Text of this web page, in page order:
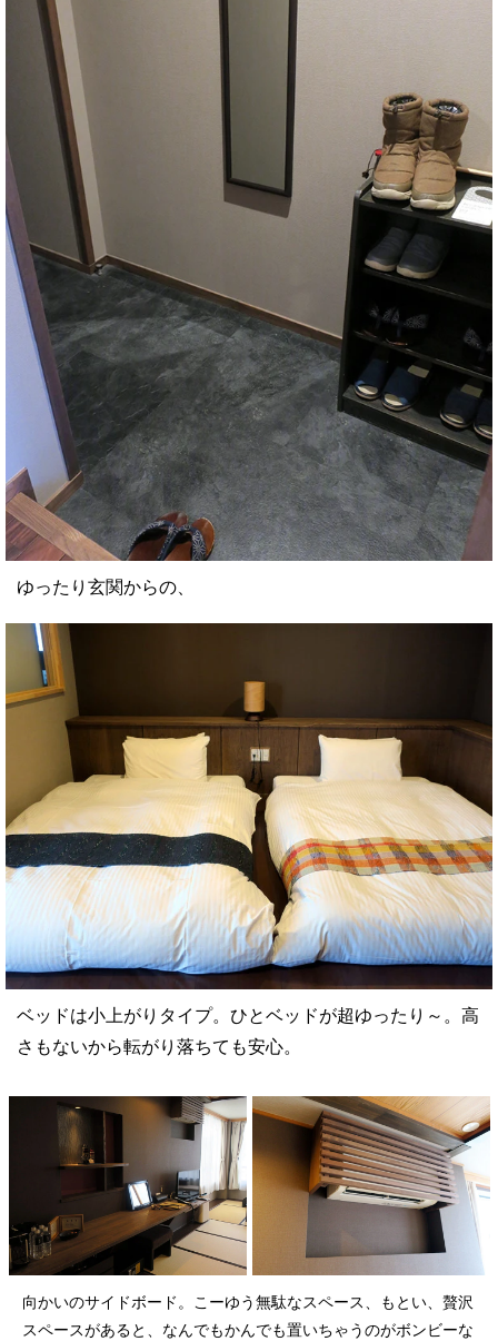
ゆったり玄関からの、
ベッドは小上がりタイプ。ひとベッドが超ゆったり～。高
さもないから転がり落ちても安心。
向かいのサイドボード。こーゆう無駄なスペース、もとい、贅沢
スペースがあると、なんでもかんでも置いちゃうのがボンビーな